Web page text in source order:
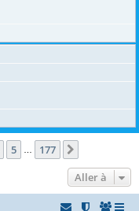
5 177
Aller à